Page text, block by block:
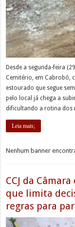
Desde a segunda-feira
Cemitério, em Cabrobó,
estourado que segue
pelo local já chega a
dificultando a rotina dos
Leia mais;
Nenhum banner
CCJ da
que limita
regras para